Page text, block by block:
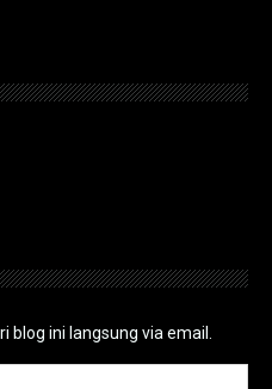
ini langsung via email.